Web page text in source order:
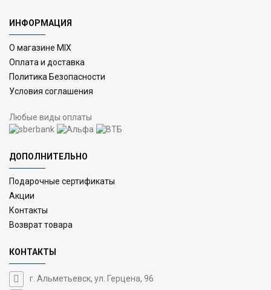
ИНФОРМАЦИЯ
О магазине MIX
Оплата и доставка
Политика Безопасности
Условия соглашения
Любые виды оплаты
ДОПОЛНИТЕЛЬНО
Подарочные сертификаты
Акции
Контакты
Возврат товара
КОНТАКТЫ
г. Альметьевск, ул. Герцена, 96